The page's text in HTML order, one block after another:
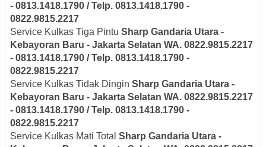
- 0813.1418.1790 / Telp. 0813.1418.1790 -
0822.9815.2217
Service Kulkas Tiga Pintu Sharp Gandaria Utara -
Kebayoran Baru - Jakarta Selatan WA. 0822.9815.2217
- 0813.1418.1790 / Telp. 0813.1418.1790 -
0822.9815.2217
Service Kulkas Tidak Dingin Sharp Gandaria Utara -
Kebayoran Baru - Jakarta Selatan WA. 0822.9815.2217
- 0813.1418.1790 / Telp. 0813.1418.1790 -
0822.9815.2217
Service Kulkas Mati Total Sharp Gandaria Utara -